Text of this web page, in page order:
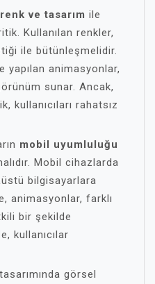
renk ve tasarım ile
Kullanılan renkler,
ile bütünleşmelidir.
yapılan animasyonlar,
sunar. Ancak,
kullanıcıları rahatsız
mobil uyumluluğu
Mobil cihazlarda
bilgisayarlara
animasyonlar, farklı
bir şekilde
kullanıcılar
görsel